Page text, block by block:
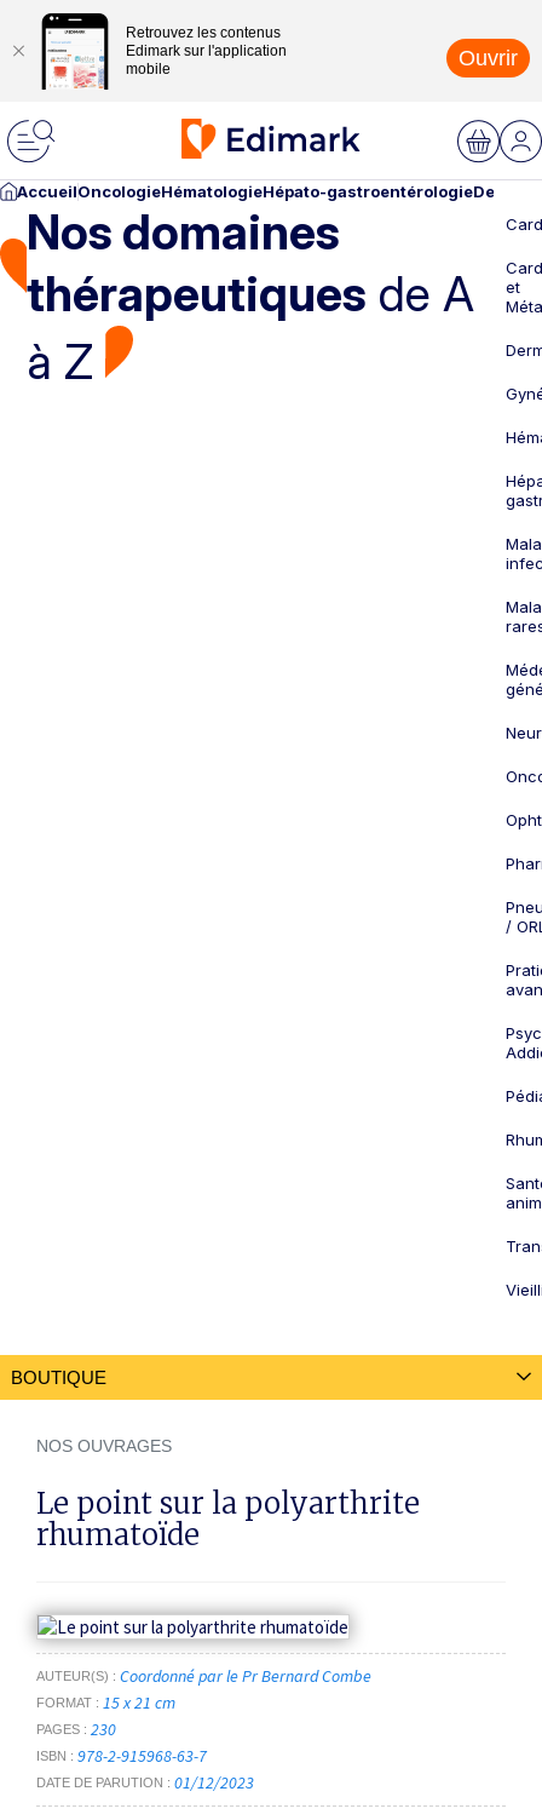
Retrouvez les contenus
Edimark sur l'application
mobile
Ouvrir
AccueilOncologieHématologieHépato-gastroentérologie
Nos domaines
thérapeutiques de A
à Z
et
/
BOUTIQUE
Abonnements multi-revues
NOS REVUES À L'UNITÉ
NOS OUVRAGES
Le point sur la polyarthrite
rhumatoïde
AUTEUR(S) Coordonné par le Pr Bernard Combe
FORMAT 15 x 21 cm
PAGES 230
ISBN 978-2-915968-63-7
DATE DE PARUTION 01/12/2023